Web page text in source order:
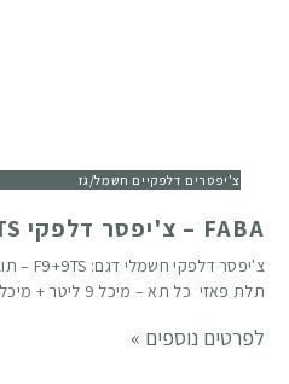
צ'יפסרים דלפקיים חשמל/גז
FABA – צ'יפסר דלפקי F9+9TS
תלת פאזי כל תא – מיכל 9 ליטר + מיכל עם ברז ריקון
לפרטים נוספים »